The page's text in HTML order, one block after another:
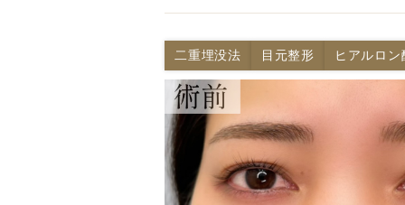
二重埋没法 目元整形 ヒアルロン